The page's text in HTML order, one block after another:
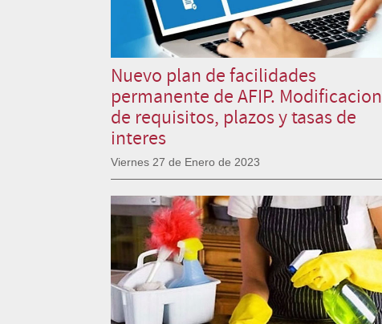
Nuevo plan de facilidades
permanente de AFIP. Modificacion
de requisitos, plazos y tasas de
interes
Viernes 27 de Enero de 2023